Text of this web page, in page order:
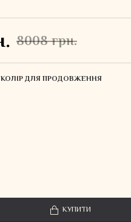
8008 грн.
КОЛІР ДЛЯ ПРОДОВЖЕННЯ
КУПИТИ